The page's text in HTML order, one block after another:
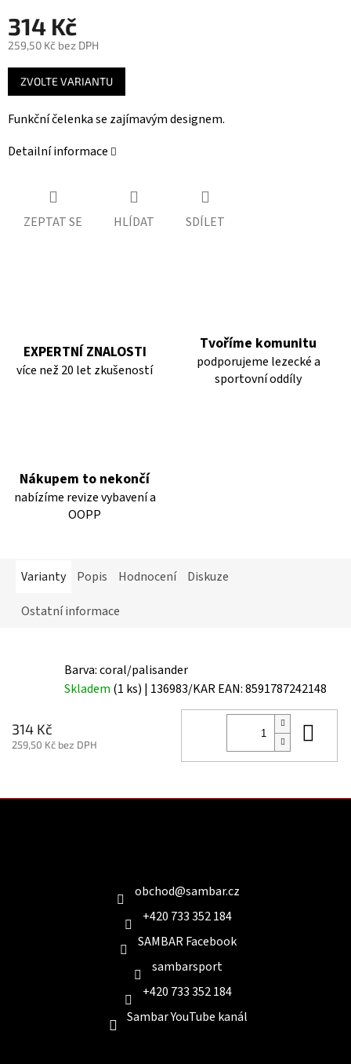
314 Kč
259,50 Kč bez DPH
Měrná
cena:
ZVOLTE VARIANTU
Funkční čelenka se zajímavým designem.
Detailní informace
ZEPTAT SE HLÍDAT SDÍLET
EXPERTNÍ ZNALOSTI
více než 20 let zkušeností
Tvoříme komunitu
podporujeme lezecké a
sportovní oddíly
Nákupem to nekončí
nabízíme revize vybavení a
OOPP
Varianty Popis Hodnocení
Diskuze
Ostatní informace
Barva: coral/palisander
Skladem (1 ks) | 136983/KAREAN:8591787242148
314 Kč
259,50 Kč bez DPH
obchod@sambar.cz
+420 733 352 184
SAMBAR Facebook
sambarsport
+420 733 352 184
Sambar YouTube kanál